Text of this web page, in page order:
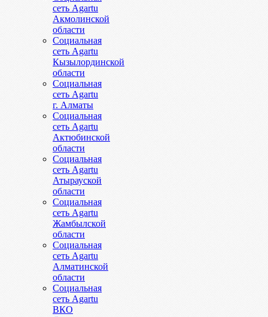
сеть Agartu
Акмолинской
области
Социальная
сеть Agartu
Кызылординской
области
Социальная
сеть Agartu
г. Алматы
Социальная
сеть Agartu
Актюбинской
области
Социальная
сеть Agartu
Атырауской
области
Социальная
сеть Agartu
Жамбылской
области
Социальная
сеть Agartu
Алматинской
области
Социальная
сеть Agartu
ВКО